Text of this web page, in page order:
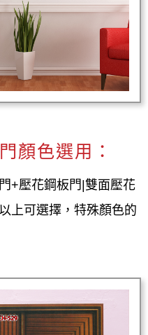
顏色選用：
+壓花鋼板門|雙面壓花
上可選擇，特殊顏色的